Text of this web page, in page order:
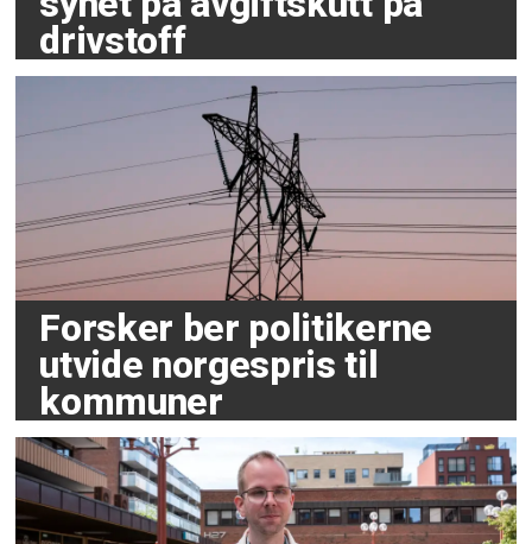
drivstoff
Forsker ber politikerne
utvide norgespris til
kommuner